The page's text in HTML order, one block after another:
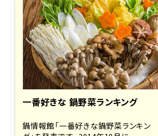
一番好きな 鍋野菜ランキング
鍋情報館「一番好きな鍋野菜ランキン